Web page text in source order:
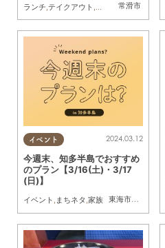
常滑市
ランチ テイクアウト
イベント
東海市
,阿久比町
2024.03.12
今週末、知多半島でおすすめ
のプラン【3/16(土)・3/17
(日)】
イベント , まちネタ ,家族